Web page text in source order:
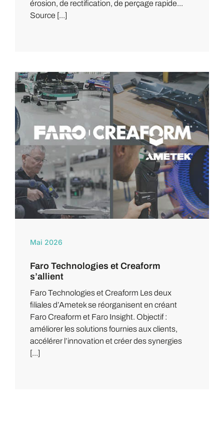
érosion, de rectification, de perçage rapide...
Source [...]
Mai 2026
Faro Technologies et Creaform
s’allient
Faro Technologies et Creaform Les deux
filiales d’Ametek se réorganisent en créant
Faro Creaform et Faro Insight. Objectif :
améliorer les solutions fournies aux clients,
accélérer l’innovation et créer des synergies
[...]